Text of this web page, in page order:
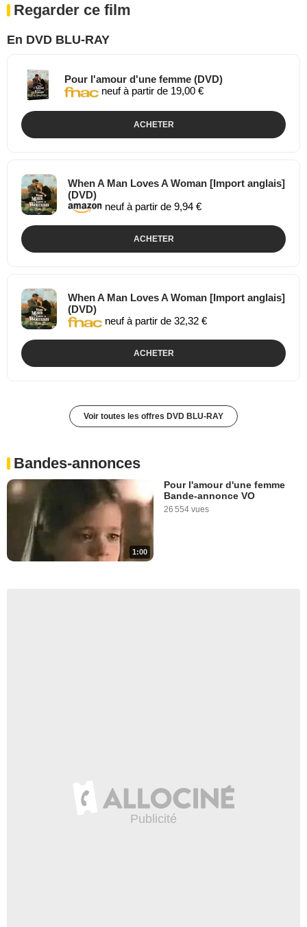
Regarder ce film
En DVD BLU-RAY
Pour l'amour d'une femme (DVD)
neuf à partir de 19,00 €
ACHETER
When A Man Loves A Woman [Import anglais]
(DVD)
neuf à partir de 9,94 €
ACHETER
When A Man Loves A Woman [Import anglais]
(DVD)
neuf à partir de 32,32 €
ACHETER
Voir toutes les offres DVD BLU-RAY
Bandes-annonces
1:00
Pour l'amour d'une femme
Bande-annonce VO
26 554 vues